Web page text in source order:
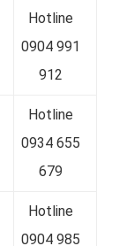
Hotline
0904 991
912
Hotline
0934 655
679
Hotline
0904 985